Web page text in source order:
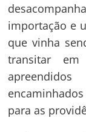
importação e
que vinha
transitar em
para as
Navegação
de
Post